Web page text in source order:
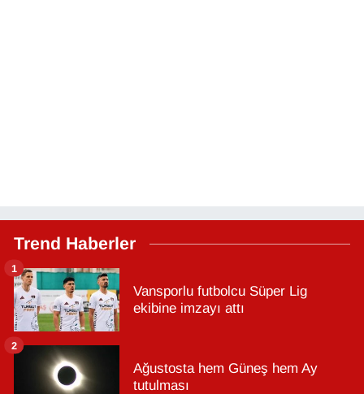
Trend Haberler
Vansporlu futbolcu Süper Lig
ekibine imzayı attı
1
Ağustosta hem Güneş hem Ay
tutulması
2